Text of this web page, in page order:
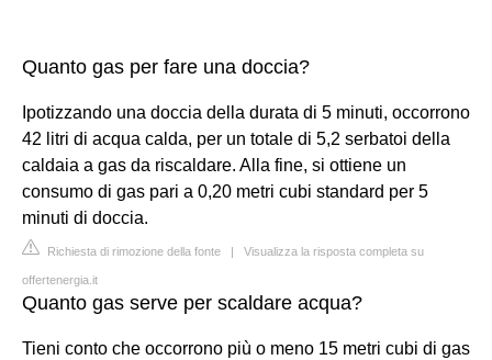
Quanto gas per fare una doccia?
Ipotizzando una doccia della durata di 5 minuti, occorrono
42 litri di acqua calda, per un totale di 5,2 serbatoi della
caldaia a gas da riscaldare. Alla fine, si ottiene un
consumo di gas pari a 0,20 metri cubi standard per 5
minuti di doccia.
Richiesta di rimozione della fonte Visualizza la risposta completa su
offertenergia.it
Quanto gas serve per scaldare acqua?
Tieni conto che occorrono più o meno 15 metri cubi di gas